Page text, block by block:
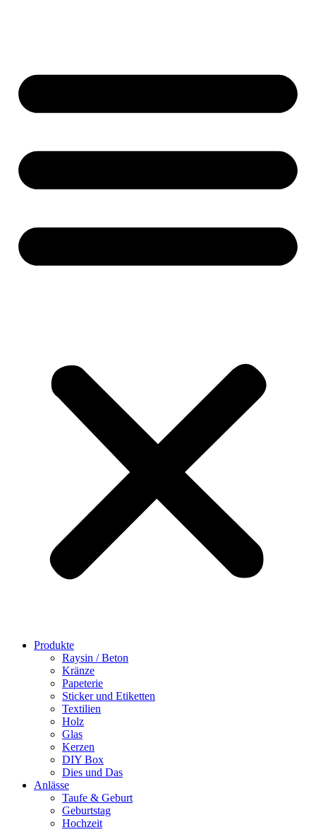
Produkte
Raysin / Beton
Kränze
Papeterie
Sticker und Etiketten
Textilien
Holz
Glas
Kerzen
DIY Box
Dies und Das
Anlässe
Taufe & Geburt
Geburtstag
Hochzeit